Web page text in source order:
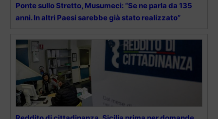
Ponte sullo Stretto, Musumeci: “Se ne parla da 135
anni. In altri Paesi sarebbe già stato realizzato”